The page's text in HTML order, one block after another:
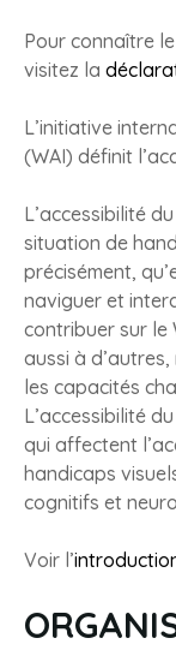
Pour connaître
visitez la
L’initiative
(WAI) définit
L’accessibilité
situation de
précisément,
naviguer et
contribuer sur le
aussi à
les capacités
L’accessibilité
qui affectent
handicaps
cognitifs et
Voir l’